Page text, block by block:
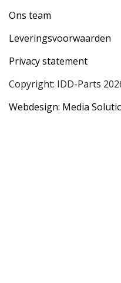
Ons team
Leveringsvoorwaarden
Privacy statement
Copyright: IDD-Parts
Webdesign: Media